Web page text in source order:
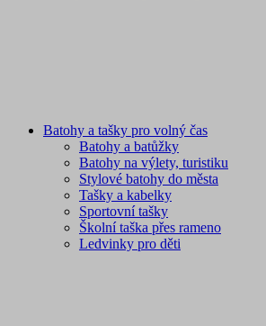
Batohy a tašky pro volný čas
Batohy a batůžky
Batohy na výlety, turistiku
Stylové batohy do města
Tašky a kabelky
Sportovní tašky
Školní taška přes rameno
Ledvinky pro děti